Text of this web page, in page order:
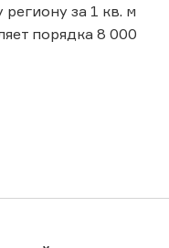
за 1 кв. м
порядка 8 000